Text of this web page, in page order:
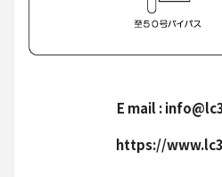
E mail :
https://